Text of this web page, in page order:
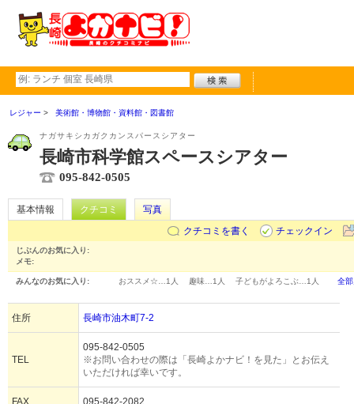
レジャー 美術館・博物館・資料館・図書館
ナガサキシカガクカンスパースシアター
長崎市科学館スペースシアター
095-842-0505
基本情報 クチコミ
写真
クチコミを書く
チェックイン
じぶんのお気に入り:
メモ:
みんなのお気に入り: おススメ☆… 1人 趣味… 1人 子どもがよろこぶ… 1人 全
住所 長崎市油木町7-2
TEL
095-842-0505
※お問い合わせの際は「長崎よかナビ！を見た」とお伝え
いただければ幸いです。
FAX 095-842-2082